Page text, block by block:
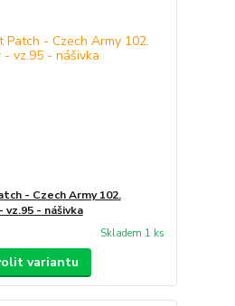
- Czech Army 102.
- nášivka
Skladem 1 ks
variantu